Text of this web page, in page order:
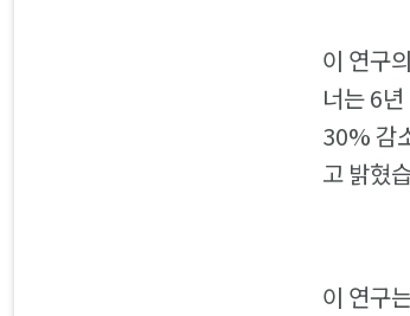
이 연구
너는 6
30% 감
고 밝혔
이 연구